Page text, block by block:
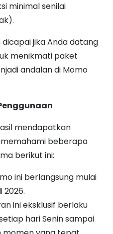
minimal senilai
jika Anda datang
menikmati paket
andalan di Momo
mendapatkan
beberapa
berikut ini:
ini berlangsung mulai
2026.
ini eksklusif berlaku
hari Senin sampai